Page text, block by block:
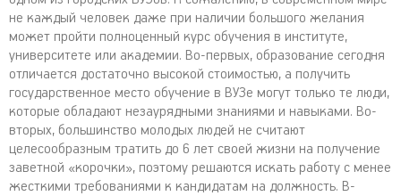
не каждый человек даже при наличии большого желания
может пройти полноценный курс обучения в институте,
университете или академии. Во-первых, образование сегодня
отличается достаточно высокой стоимостью, а получить
государственное место обучение в ВУЗе могут только те люди,
которые обладают незаурядными знаниями и навыками. Во-
вторых, большинство молодых людей не считают
целесообразным тратить до 6 лет своей жизни на получение
заветной «корочки», поэтому решаются искать работу с менее
жесткими требованиями к кандидатам на должность. В-